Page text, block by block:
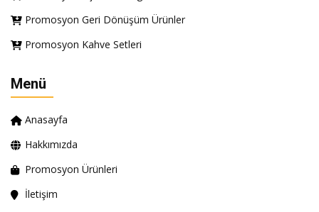
Promosyon Geri Dönüşüm Ürünler
Promosyon Kahve Setleri
Menü
Anasayfa
Hakkımızda
Promosyon Ürünleri
İletişim